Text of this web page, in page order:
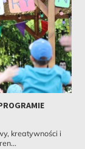
kreatywności i